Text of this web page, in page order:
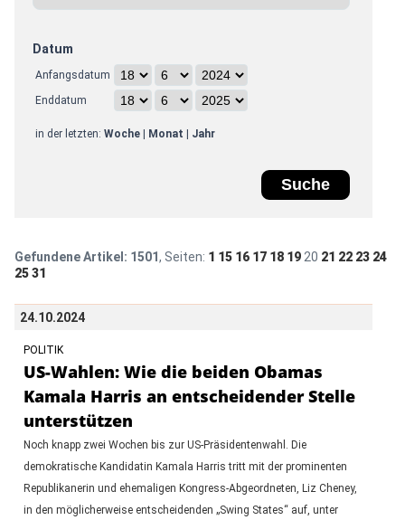
Datum
Anfangsdatum
Enddatum
in der letzten: Woche| Monat Jahr
Gefundene Artikel: 1501, Seiten: 1 15 16 17 18 19 20 21 22 23 24
25 31
24.10.2024
POLITIK
US-Wahlen: Wie die beiden Obamas
Kamala Harris an entscheidender Stelle
unterstützen
Noch knapp zwei Wochen bis zur US-Präsidentenwahl. Die
demokratische Kandidatin Kamala Harris tritt mit der prominenten
Republikanerin und ehemaligen Kongress-Abgeordneten, Liz Cheney,
in den möglicherweise entscheidenden „Swing States“ auf, unter